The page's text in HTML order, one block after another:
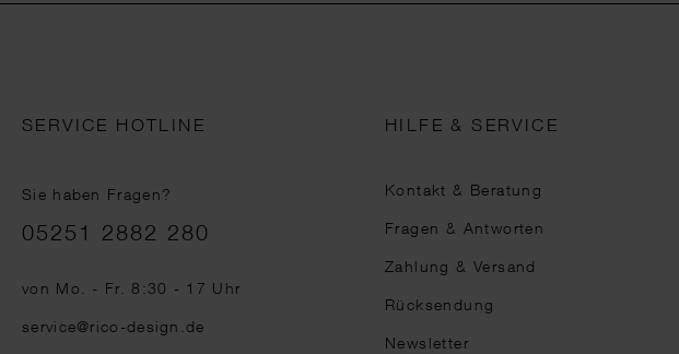
SERVICE HOTLINE
Sie haben Fragen?
Telefonnummer
05251 2882 280
von Mo. - Fr. 8:30 - 17 Uhr
service@rico-design.de
HILFE & SERVICE
Kontakt & Beratung
Fragen & Antworten
Zahlung & Versand
Rücksendung
Newsletter